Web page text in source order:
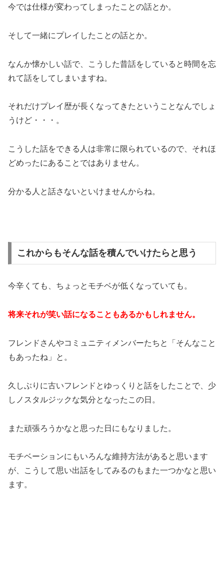
今では仕様が変わってしまったことの話とか。
そして一緒にプレイしたことの話とか。
なんか懐かしい話で、こうした昔話をしていると時間を忘
れて話をしてしまいますね。
それだけプレイ歴が長くなってきたということなんでしょ
うけど・・・。
こうした話をできる人は非常に限られているので、それほ
どめったにあることではありません。
分かる人と話さないといけませんからね。
これからもそんな話を積んでいけたらと思う
今辛くても、ちょっとモチベが低くなっていても。
将来それが笑い話になることもあるかもしれません。
フレンドさんやコミュニティメンバーたちと「そんなこと
もあったね」と。
久しぶりに古いフレンドとゆっくりと話をしたことで、少
しノスタルジックな気分となったこの日。
また頑張ろうかなと思った日にもなりました。
モチベーションにもいろんな維持方法があると思います
が、こうして思い出話をしてみるのもまた一つかなと思い
ます。